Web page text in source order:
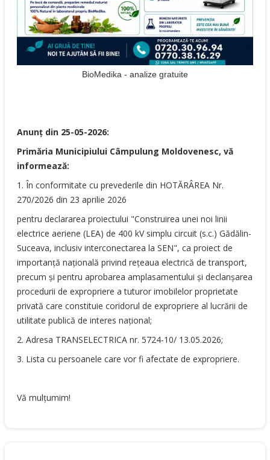
BioMedika - analize gratuite
Anunț din 25-05-2026:
Primăria Municipiului Câmpulung Moldovenesc, vă
informează:
1. În conformitate cu prevederile din HOTĂRÂREA Nr.
270/2026 din 23 aprilie 2026
pentru declararea proiectului "Construirea unei noi linii
electrice aeriene (LEA) de 400 kV simplu circuit (s.c.) Gădălin-
Suceava, inclusiv interconectarea la SEN", ca proiect de
importanţă naţională privind reţeaua electrică de transport,
precum şi pentru aprobarea amplasamentului şi declanşarea
procedurii de expropriere a tuturor imobilelor proprietate
privată care constituie coridorul de expropriere al lucrării de
utilitate publică de interes naţional;
2. Adresa TRANSELECTRICA nr. 5724-10/ 13.05.2026;
3. Lista cu persoanele care vor fi afectate de expropriere.
Vă mulțumim!